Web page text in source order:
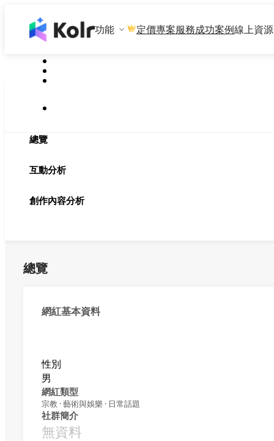
功能 定價專案服務成功案例線上資源
總覽
互動分析
創作內容分析
總覽
網紅基本資料
性別
男
網紅類型
宗教 · 藝術與娛樂 · 日常話題
社群簡介
無資料